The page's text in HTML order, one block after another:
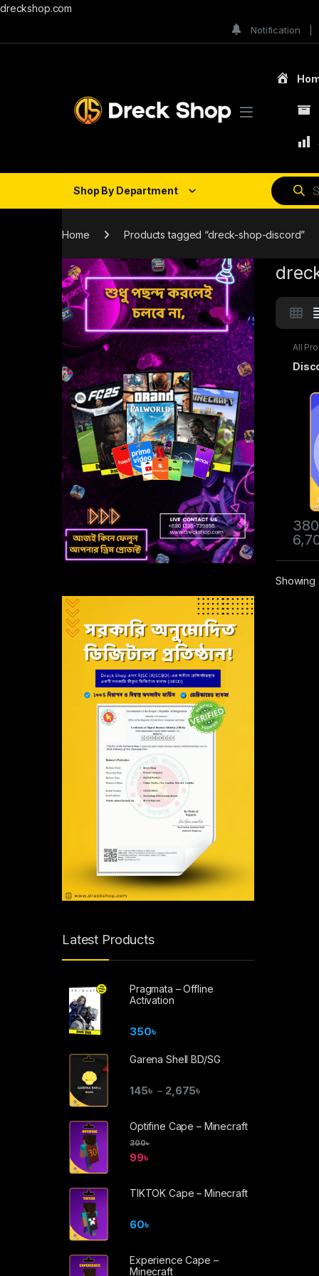
dreckshop.com
Notification
Shop By Department
Home Products tagged “dreck-shop-discord”
All
380
Showing
Latest Products
Pragmata – Offline
Activation
350৳
Garena Shell BD/SG
145৳ – 2,675৳
Optifine Cape – Minecraft
99৳
300৳
TIKTOK Cape – Minecraft
60৳
Experience Cape –
Minecraft